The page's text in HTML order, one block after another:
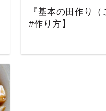
『基本の田作り
#作り方】